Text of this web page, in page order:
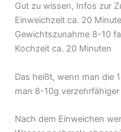
Gut zu wissen, Infos zur
Einweichzeit ca. 20
Gewichtszunahme 8-10
Kochzeit ca. 20 Minuten
Das heißt, wenn man die
man 8-10g verzehrfähiger
Nach dem Einweichen